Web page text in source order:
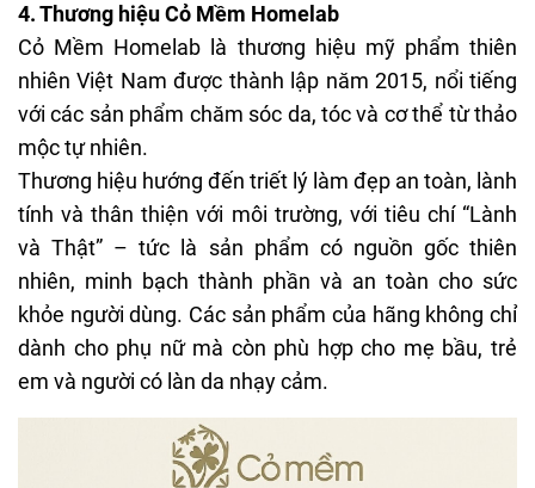
4. Thương hiệu Cỏ Mềm Homelab
Cỏ Mềm Homelab là thương hiệu mỹ phẩm thiên
nhiên Việt Nam được thành lập năm 2015, nổi tiếng
với các sản phẩm chăm sóc da, tóc và cơ thể từ thảo
mộc tự nhiên.
Thương hiệu hướng đến triết lý làm đẹp an toàn, lành
tính và thân thiện với môi trường, với tiêu chí “Lành
và Thật” – tức là sản phẩm có nguồn gốc thiên
nhiên, minh bạch thành phần và an toàn cho sức
khỏe người dùng. Các sản phẩm của hãng không chỉ
dành cho phụ nữ mà còn phù hợp cho mẹ bầu, trẻ
em và người có làn da nhạy cảm.